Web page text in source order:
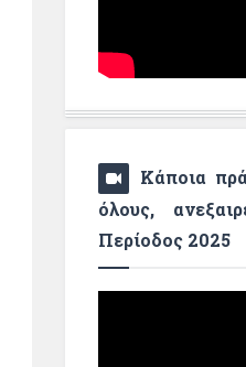
Κάποια
όλους,
Περίοδος 2025